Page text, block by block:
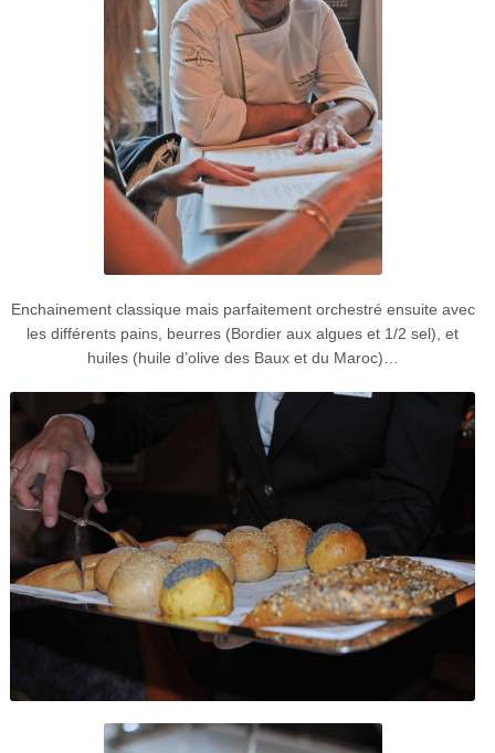
Enchainement classique mais parfaitement orchestré ensuite avec
les différents pains, beurres (Bordier aux algues et 1/2 sel), et
huiles (huile d’olive des Baux et du Maroc)…